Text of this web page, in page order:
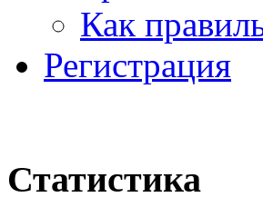
Как
Регистрация
Статистика